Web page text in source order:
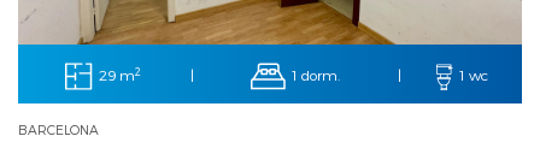
29 m2 | 1 dorm. | 1 wc
BARCELONA